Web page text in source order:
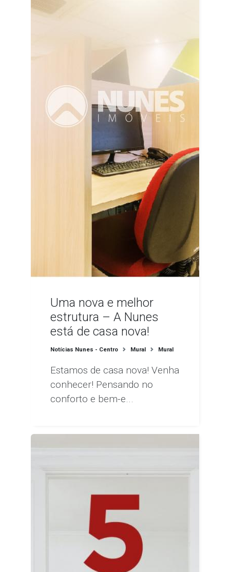
Uma nova e melhor
estrutura – A Nunes
está de casa nova!
Notícias Nunes - Centro Mural Mural
Estamos de casa nova! Venha
conhecer! Pensando no
conforto e bem-e...